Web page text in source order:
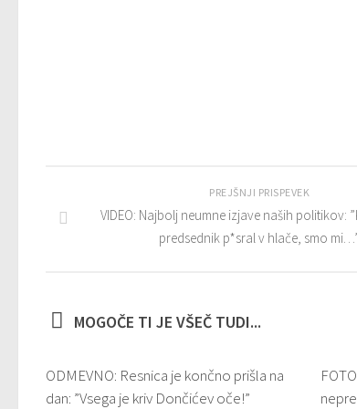
PREJŠNJI PRISPEVEK
VIDEO: Najbolj neumne izjave naših politikov:
predsednik p*sral v hlače, smo
MOGOČE TI JE VŠEČ TUDI...
ODMEVNO: Resnica je končno prišla na
dan: ”Vsega je kriv Dončićev oče!”